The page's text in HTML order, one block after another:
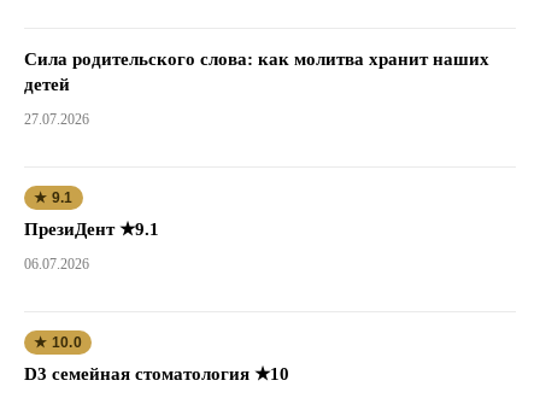
Сила родительского слова: как молитва хранит наших
детей
27.07.2026
★ 9.1
ПрезиДент ★9.1
06.07.2026
★ 10.0
D3 семейная стоматология ★10